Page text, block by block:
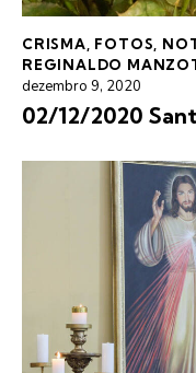
CRISMA, FOTOS,
REGINALDO
dezembro 9, 2020
02/12/2020